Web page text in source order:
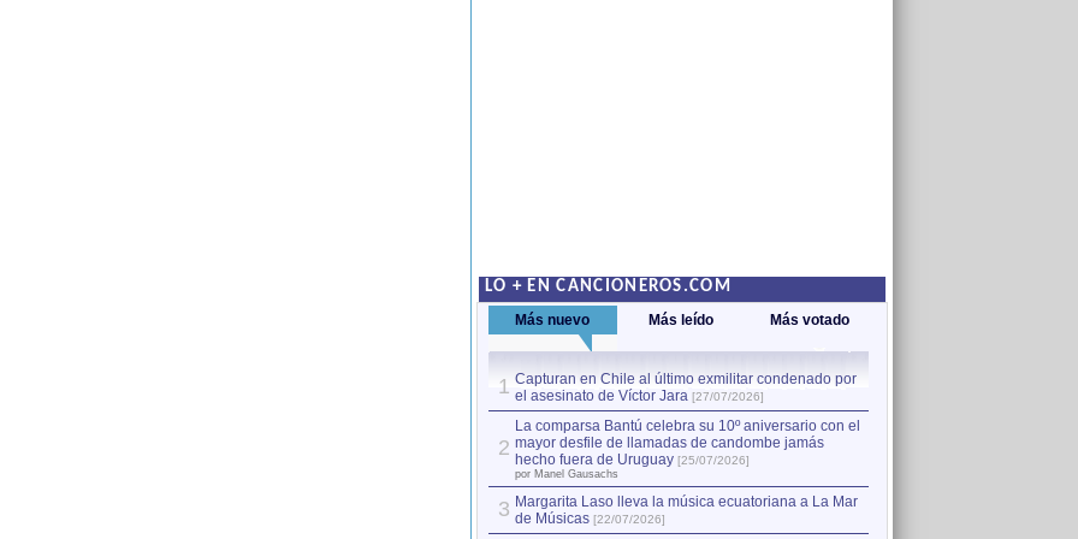
LO + EN CANCIONEROS.COM
Más nuevo Más leído Más votado
1 Capturan en Chile al último exmilitar condenado por
el asesinato de Víctor Jara [27/07/2026]
2
La comparsa Bantú celebra su 10º aniversario con el
mayor desfile de llamadas de candombe jamás
hecho fuera de Uruguay [25/07/2026]
por Manel Gausachs
3 Margarita Laso lleva la música ecuatoriana a La Mar
de Músicas [22/07/2026]